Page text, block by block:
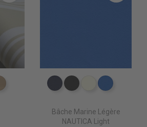
SWIN CANVAS
CANVAS
DD4040 BEIGE PE4120 NAVY
PE4130 NOIR
PE4100PE4070
Bâche Marine Légère
NAUTICA Light